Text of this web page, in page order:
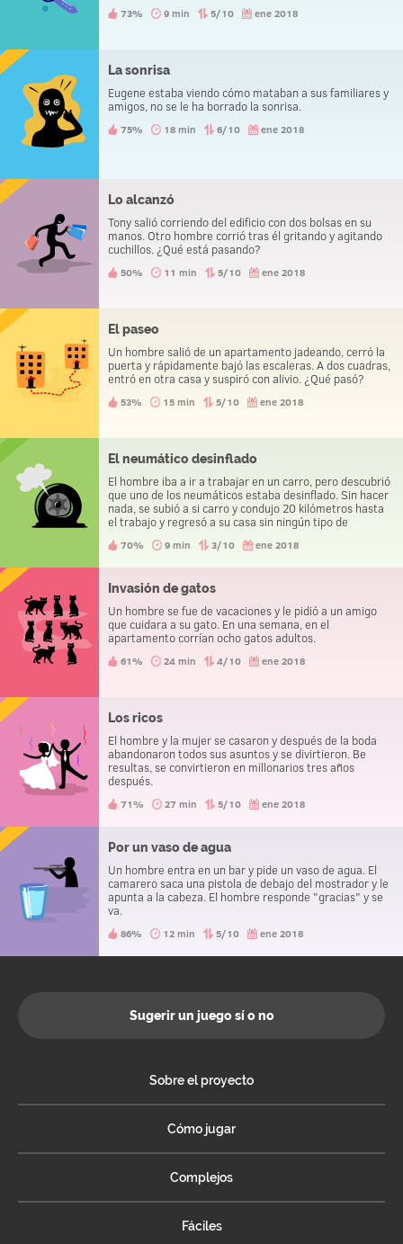
73% 9 min 5/10 ene 2018
La sonrisa
Eugene estaba viendo cómo mataban a sus familiares y
amigos, no se le ha borrado la sonrisa.
75% 18 min 6/10 ene 2018
Lo alcanzó
Tony salió corriendo del edificio con dos bolsas en su
manos. Otro hombre corrió tras él gritando y agitando
cuchillos. ¿Qué está pasando?
50% 11 min 5/10 ene 2018
El paseo
Un hombre salió de un apartamento jadeando, cerró la
puerta y rápidamente bajó las escaleras. A dos cuadras,
entró en otra casa y suspiró con alivio. ¿Qué pasó?
53% 15 min 5/10 ene 2018
El neumático desinflado
El hombre iba a ir a trabajar en un carro, pero descubrió
que uno de los neumáticos estaba desinflado. Sin hacer
nada, se subió a si carro y condujo 20 kilómetros hasta
el trabajo y regresó a su casa sin ningún tipo de
70% 9 min 3/10 ene 2018
Invasión de gatos
Un hombre se fue de vacaciones y le pidió a un amigo
que cuidara a su gato. En una semana, en el
apartamento corrían ocho gatos adultos.
61% 24 min 4/10 ene 2018
Los ricos
El hombre y la mujer se casaron y después de la boda
abandonaron todos sus asuntos y se divirtieron. Вe
resultas, se convirtieron en millonarios tres años
después.
71% 27 min 5/10 ene 2018
Por un vaso de agua
Un hombre entra en un bar y pide un vaso de agua. El
camarero saca una pistola de debajo del mostrador y le
apunta a la cabeza. El hombre responde "gracias" y se
va.
86% 12 min 5/10 ene 2018
Sugerir un juego sí o no
Sobre el proyecto
Cómo jugar
Complejos
Fáciles